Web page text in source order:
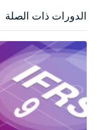
الدورات ذات الصلة